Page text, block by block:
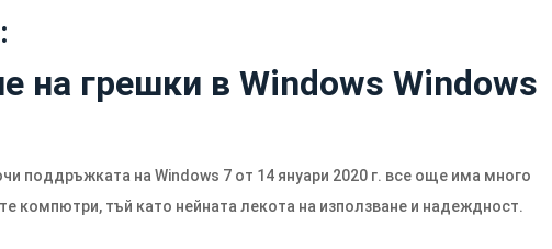
на грешки в Windows Windows
поддръжката на Windows 7 от 14 януари 2020 г. все още има много
компютри, тъй като нейната лекота на използване и надеждност.